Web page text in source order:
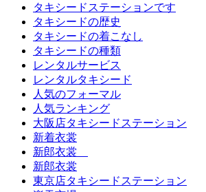
タキシードステーションです
タキシードの歴史
タキシードの着こなし
タキシードの種類
レンタルサービス
レンタルタキシード
人気のフォーマル
人気ランキング
大阪店タキシードステーション
新着衣裳
新郎衣裳
新郎衣裳
東京店タキシードステーション